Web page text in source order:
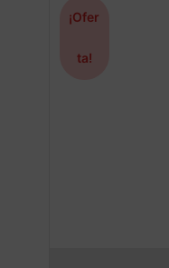
¡Ofer
ta!